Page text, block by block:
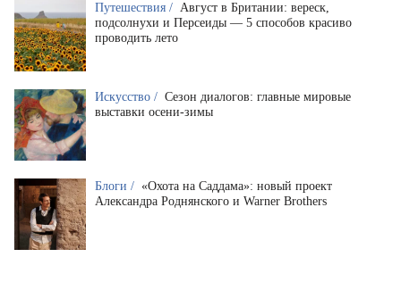
Путешествия / Август в Британии: вереск,
подсолнухи и Персеиды — 5 способов красиво
проводить лето
Искусство / Сезон диалогов: главные мировые
выставки осени-зимы
Блоги / «Охота на Саддама»: новый проект
Александра Роднянского и Warner Brothers